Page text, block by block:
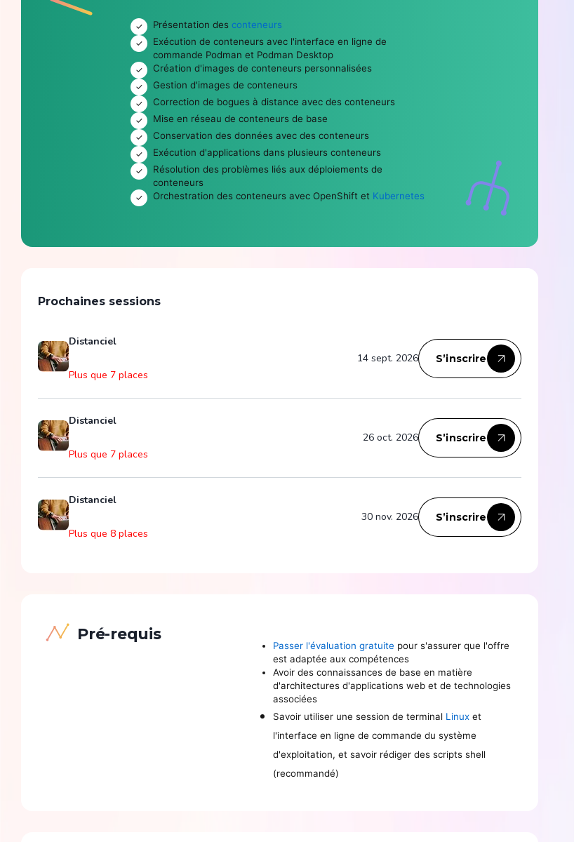
Présentation des conteneurs
Exécution de conteneurs avec l'interface en ligne de
commande Podman et Podman Desktop
Création d'images de conteneurs personnalisées
Gestion d'images de conteneurs
Correction de bogues à distance avec des conteneurs
Mise en réseau de conteneurs de base
Conservation des données avec des conteneurs
Exécution d'applications dans plusieurs conteneurs
Résolution des problèmes liés aux déploiements de
conteneurs
Orchestration des conteneurs avec OpenShift et Kubernetes
Prochaines sessions
Distanciel
Plus que 7 places
14 sept. 2026 S’inscrire
Distanciel
Plus que 7 places
26 oct. 2026 S’inscrire
Distanciel
Plus que 8 places
30 nov. 2026 S’inscrire
Pré-requis
Passer l'évaluation gratuite pour s'assurer que l'offre
est adaptée aux compétences
Avoir des connaissances de base en matière
d'architectures d'applications web et de technologies
associées
Savoir utiliser une session de terminal Linux et
l'interface en ligne de commande du système
d'exploitation, et savoir rédiger des scripts shell
(recommandé)